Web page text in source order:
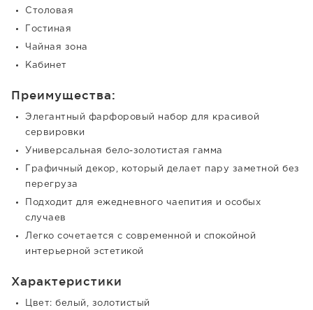
Столовая
Гостиная
Чайная зона
Кабинет
Преимущества:
Элегантный фарфоровый набор для красивой
сервировки
Универсальная бело-золотистая гамма
Графичный декор, который делает пару заметной без
перегруза
Подходит для ежедневного чаепития и особых
случаев
Легко сочетается с современной и спокойной
интерьерной эстетикой
Характеристики
Цвет: белый, золотистый